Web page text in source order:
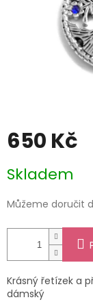
650 Kč
cena:
Skladem
Můžeme doručit
Krásný řetízek a
dámský